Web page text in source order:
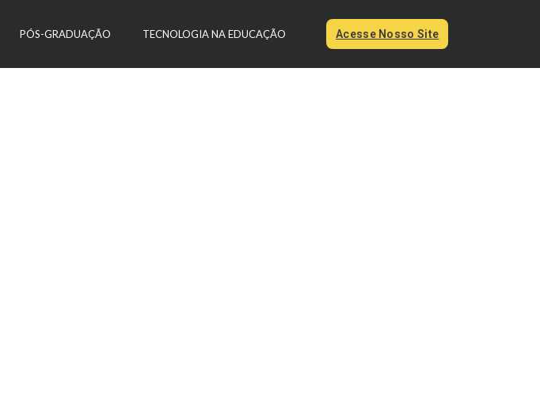
PÓS-GRADUAÇÃO TECNOLOGIA NA EDUCAÇÃO Acesse Nosso Site